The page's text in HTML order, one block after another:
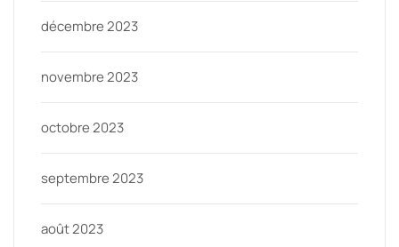
décembre 2023
novembre 2023
octobre 2023
septembre 2023
août 2023